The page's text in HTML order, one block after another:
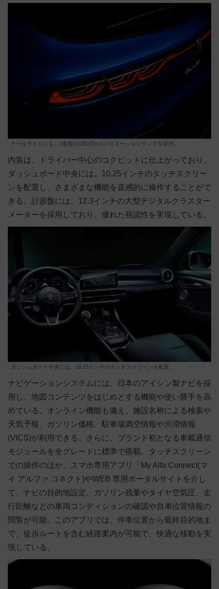
テールライトにも、3連型のLED式mコンビネーションランプを採用。
内装は、ドライバー中心のコクピットに仕上がっており、
ダッシュボード中央には。10.25インチのタッチスクリー
ンを配置し、さまざまな機能を直感的に操作することがで
きる。計器盤には、12.3インチの大型デジタルクラスター
メーターを採用しており、優れた視認性を実現している。
ダッシュボード中央には、10.25インチのタッチスクリーンを配置。
ナビゲーションシステムには、日本のアイシン製ナビを採
用し、地図コンテンツをはじめとする機能や使い勝手を高
めている。オンライン機能も備え、施設名称による検索や
天気予報、ガソリン価格、駐車場満空情報や渋滞情報
(VICS)が利用できる。さらに、ブランド初となる車載通信
モジュールを全グレードに標準で搭載。タッチスクリーン
での操作のほか、スマホ専用アプリ「My Alfa Connect(マ
イ アルファ コネクト)やWEB 専用ポータルサイトを介し
て、ナビの目的地設定、ガソリン残量やタイヤ空気圧、走
行距離などの車両コンディションの確認や自車位置情報の
閲覧が可能。このアプリでは、停車位置から最終目的地ま
で、徒歩ルートを含む経路案内が可能で、快適な移動を実
現している。